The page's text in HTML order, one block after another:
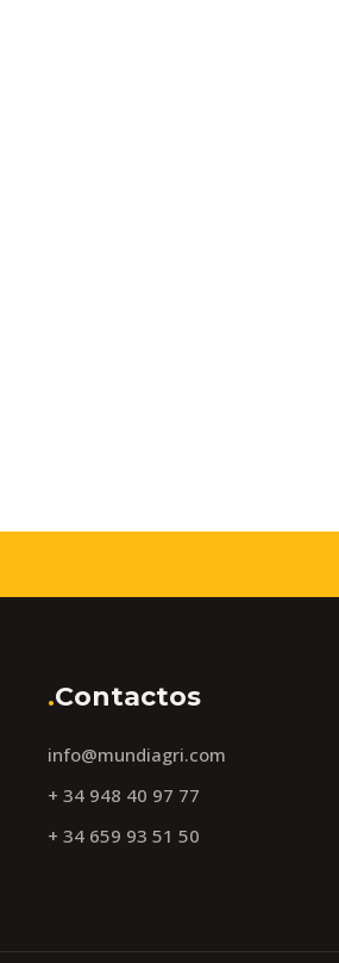
.Contactos
info@mundiagri.com
+ 34 948 40 97 77
+ 34 659 93 51 50